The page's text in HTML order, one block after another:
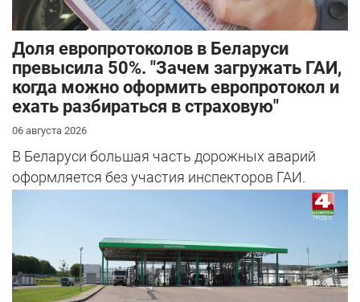
Доля европротоколов в Беларуси
превысила 50%. "Зачем загружать ГАИ,
когда можно оформить европротокол и
ехать разбираться в страховую"
06 августа 2026
В Беларуси большая часть дорожных аварий
оформляется без участия инспекторов ГАИ.